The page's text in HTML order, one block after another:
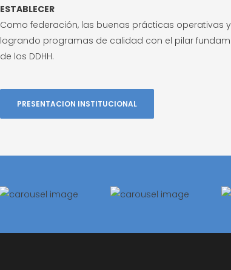
ESTABLECER
Como federación, las buenas prácticas operativas
logrando programas de calidad con el pilar
de los DDHH.
PRESENTACION INSTITUCIONAL